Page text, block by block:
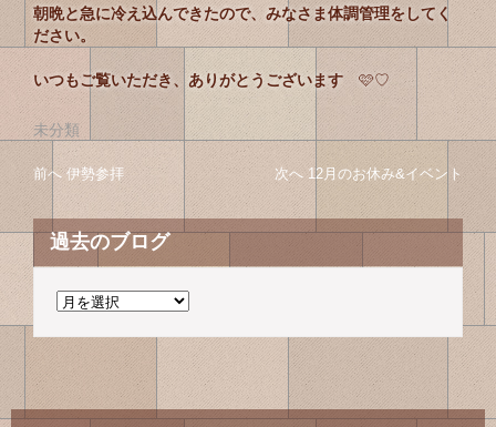
朝晩と急に冷え込んできたので、みなさま体調管理をしてく
ださい。
いつもご覧いただき、ありがとうございます🩷♡
未分類
投
稿
の
ビ
ゲ
ー
シ
投
稿
ナ
ビ
ゲ
ョ
ン
前へ 前
の
投
稿
へ
伊勢参拝 次へ 次
の
投
へ
12月のお休み&イベント
過去のブログ
過
グ